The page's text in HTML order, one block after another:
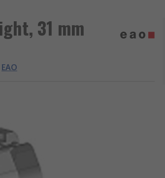
31 mm
EAO